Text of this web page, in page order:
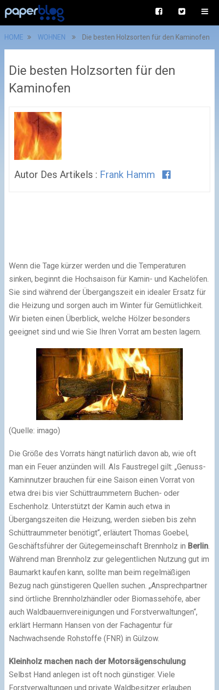
HOME WOHNEN Die besten Holzsorten für den Kaminofen
Die besten Holzsorten für den
Kaminofen
Autor Des Artikels : Frank Hamm
Wenn die Tage kürzer werden und die Temperaturen
sinken, beginnt die Hochsaison für Kamin- und Kachelöfen.
Sie sind während der Übergangszeit ein idealer Ersatz für
die Heizung und sorgen auch im Winter für Gemütlichkeit.
Wir bieten einen Überblick, welche Hölzer besonders
geeignet sind und wie Sie Ihren Vorrat am besten lagern.
(Quelle: imago)
Die Größe des Vorrats hängt natürlich davon ab, wie oft
man ein Feuer anzünden will. Als Faustregel gilt: „Genuss-
Kaminnutzer brauchen für eine Saison einen Vorrat von
etwa drei bis vier Schüttraummetern Buchen- oder
Eschenholz. Unterstützt der Kamin auch etwa in
Übergangszeiten die Heizung, werden sieben bis zehn
Schüttraummeter benötigt“, erläutert Thomas Goebel,
Geschäftsführer der Gütegemeinschaft Brennholz in Berlin.
Während man Brennholz zur gelegentlichen Nutzung gut im
Baumarkt kaufen kann, sollte man beim regelmäßigen
Bezug nach günstigeren Quellen suchen. „Ansprechpartner
sind örtliche Brennholzhändler oder Biomassehöfe, aber
auch Waldbauernvereinigungen und Forstverwaltungen“,
erklärt Hermann Hansen von der Fachagentur für
Nachwachsende Rohstoffe (FNR) in Gülzow.
Kleinholz machen nach der Motorsägenschulung
Selbst Hand anlegen ist oft noch günstiger. Viele
Forstverwaltungen und private Waldbesitzer erlauben